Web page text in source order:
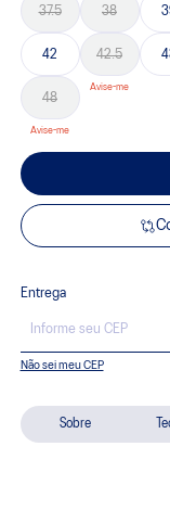
Sobre
37.5 38
42 42.5
48
Entrega
Não sei meu CEP